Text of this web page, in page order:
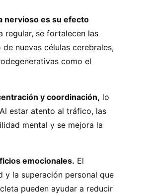
nervioso es su efecto
regular, se fortalecen las
nuevas células cerebrales,
como el
y coordinación, lo
estar atento al tráfico, las
mental y se mejora la
emocionales. El
y la superación personal que
pueden ayudar a reducir